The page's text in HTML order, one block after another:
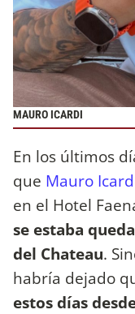
MAURO ICARDI
En los últimos
que Mauro
en el Hotel
se estaba
del Chateau.
habría dejado
estos días